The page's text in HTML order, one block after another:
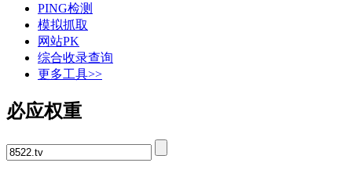
PING检测
模拟抓取
网站PK
综合收录查询
更多工具>>
必应权重